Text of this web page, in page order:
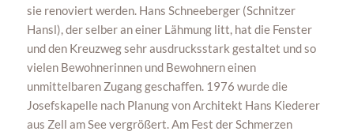
sie renoviert werden. Hans Schneeberger (Schnitzer
Hansl), der selber an einer Lähmung litt, hat die Fenster
und den Kreuzweg sehr ausdrucksstark gestaltet und so
vielen Bewohnerinnen und Bewohnern einen
unmittelbaren Zugang geschaffen. 1976 wurde die
Josefskapelle nach Planung von Architekt Hans Kiederer
aus Zell am See vergrößert. Am Fest der Schmerzen